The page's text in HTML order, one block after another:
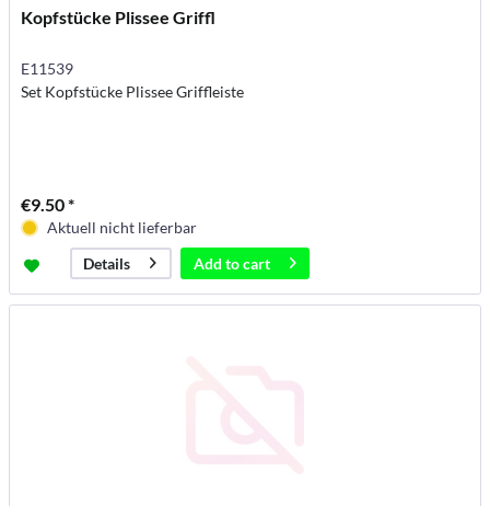
Kopfstücke Plissee Griffl
E11539
Set Kopfstücke Plissee Griffleiste
€9.50 *
Aktuell nicht lieferbar
Details
Add tocart